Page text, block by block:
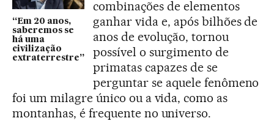
“Em 20 anos,
saberemos se
há uma
civilização
extraterrestre”
combinações de elementos
ganhar vida e, após bilhões de
anos de evolução, tornou
possível o surgimento de
primatas capazes de se
perguntar se aquele fenômeno
foi um milagre único ou a vida, como as
montanhas, é frequente no universo.